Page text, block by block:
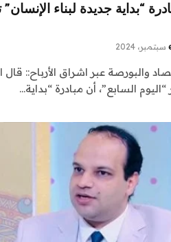
“بداية جديدة لبناء الإنسان”
والبورصة عبر اشراق الأرباح::
السابع”، أن مبادرة “بداية…